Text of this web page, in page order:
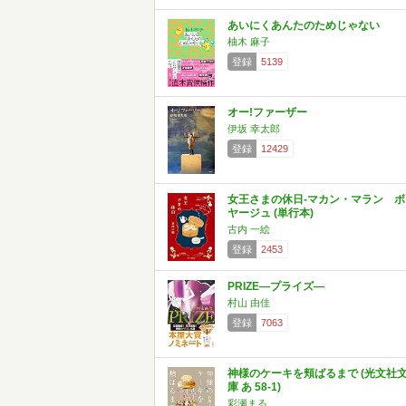
あいにくあんたのためじゃない
柚木 麻子
登録
5139
オー!ファーザー
伊坂 幸太郎
登録
12429
女王さまの休日-マカン・マラン ボ
ヤージュ (単行本)
古内 一絵
登録
2453
PRIZE―プライズ―
村山 由佳
登録
7063
神様のケーキを頬ばるまで (光文社
庫 あ 58-1)
彩瀬まる